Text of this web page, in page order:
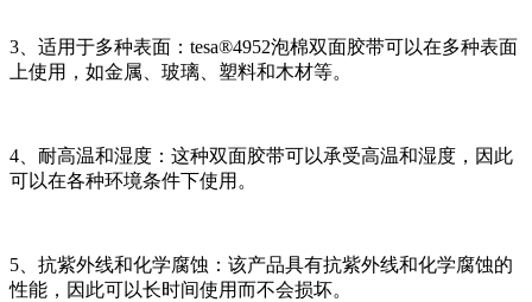
3、适用于多种表面：tesa®4952泡棉双面胶带可以在多种表面
上使用，如金属、玻璃、塑料和木材等。
4、耐高温和湿度：这种双面胶带可以承受高温和湿度，因此
可以在各种环境条件下使用。
5、抗紫外线和化学腐蚀：该产品具有抗紫外线和化学腐蚀的
性能，因此可以长时间使用而不会损坏。